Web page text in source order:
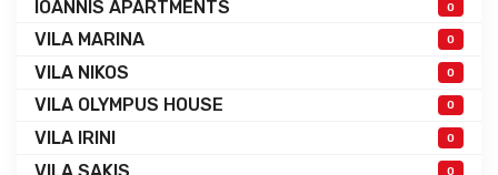
IOANNIS APARTMENTS 0
VILA MARINA 0
VILA NIKOS 0
VILA OLYMPUS HOUSE 0
VILA IRINI 0
VILA SAKIS 0